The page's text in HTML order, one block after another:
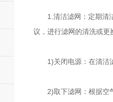
1.清洁滤网：定期清洁
议，进行滤网的清洗或更
1)关闭电源：在清洁滤
2)取下滤网：根据空气